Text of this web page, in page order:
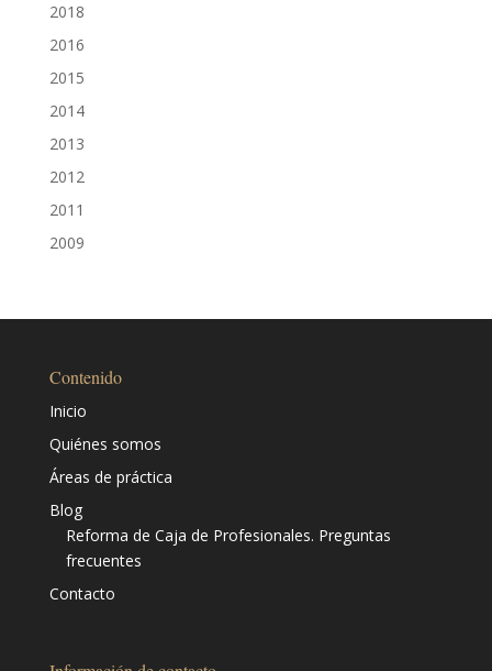
2018
2016
2015
2014
2013
2012
2011
2009
Contenido
Inicio
Quiénes somos
Áreas de práctica
Blog
Reforma de Caja de Profesionales. Preguntas
frecuentes
Contacto